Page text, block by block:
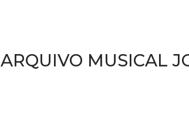
ARQUIVO MUSICAL